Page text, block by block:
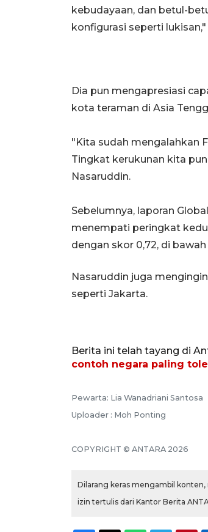
kebudayaan, dan betul-
konfigurasi seperti
Dia pun mengapresiasi
kota teraman di Asia
"Kita sudah mengalahkan
Tingkat kerukunan kita
Nasaruddin.
Sebelumnya, laporan
menempati peringkat
dengan skor 0,72, di
Nasaruddin juga
seperti Jakarta.
Berita ini telah tayang di
contoh negara paling
Pewarta: Lia Wanadriani Santosa
Uploader : Moh Ponting
COPYRIGHT © ANTARA 2026
Dilarang keras mengambil
izin tertulis dari Kantor Berita